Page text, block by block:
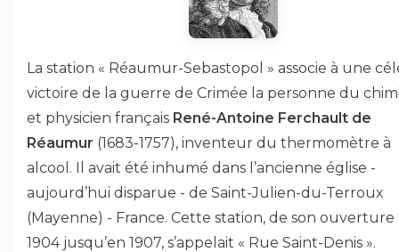
La station « Réaumur-Sebastopol » associe à une
victoire de la guerre de Crimée la personne du
et physicien français René-Antoine Ferchault de
Réaumur (1683-1757), inventeur du thermomètre à
alcool. Il avait été inhumé dans l’ancienne église -
aujourd’hui disparue - de Saint-Julien-du-Terroux
(Mayenne) - France. Cette station, de son ouverture
1904 jusqu’en 1907, s’appelait « Rue Saint-Denis ».